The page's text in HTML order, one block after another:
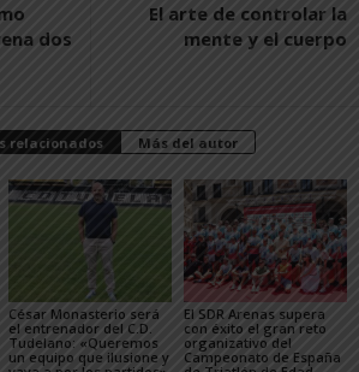
dos
El arte de controlar la
mente y el cuerpo
relacionados Más del autor
César Monasterio será
el entrenador del C.D.
Tudelano: «Queremos
un equipo que ilusione y
El SDR Arenas supera
con éxito el gran reto
organizativo del
Campeonato de España